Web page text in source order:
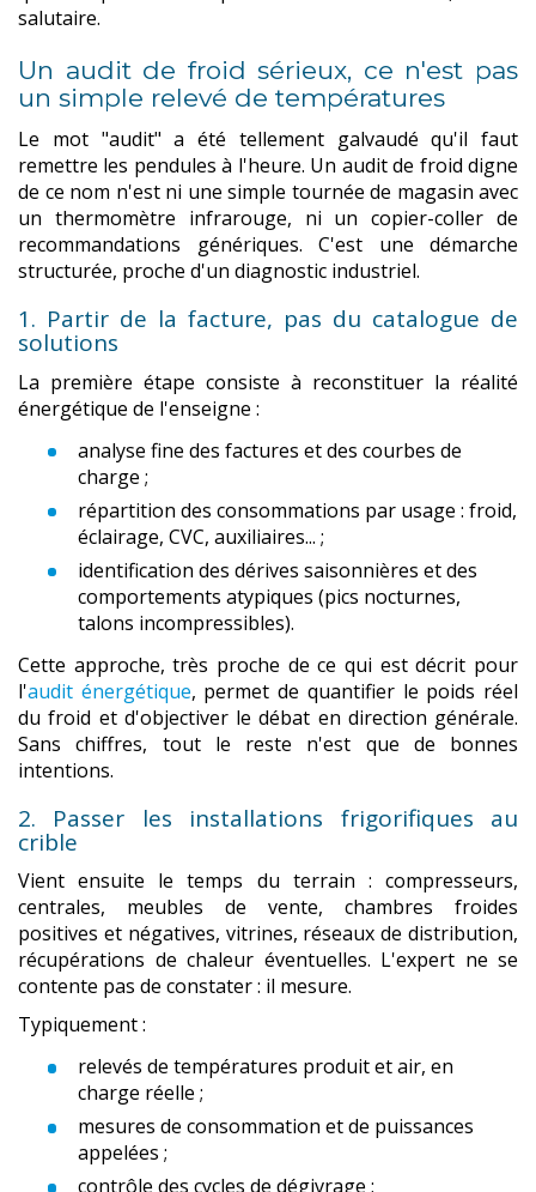
salutaire.
Un audit de froid sérieux, ce n'est pas
un simple relevé de températures
Le mot "audit" a été tellement galvaudé qu'il faut
remettre les pendules à l'heure. Un audit de froid digne
de ce nom n'est ni une simple tournée de magasin avec
un thermomètre infrarouge, ni un copier-coller de
recommandations génériques. C'est une démarche
structurée, proche d'un diagnostic industriel.
1. Partir de la facture, pas du catalogue de
solutions
La première étape consiste à reconstituer la réalité
énergétique de l'enseigne :
analyse fine des factures et des courbes de
charge ;
répartition des consommations par usage : froid,
éclairage, CVC, auxiliaires... ;
identification des dérives saisonnières et des
comportements atypiques (pics nocturnes,
talons incompressibles).
Cette approche, très proche de ce qui est décrit pour
l'audit énergétique, permet de quantifier le poids réel
du froid et d'objectiver le débat en direction générale.
Sans chiffres, tout le reste n'est que de bonnes
intentions.
2. Passer les installations frigorifiques au
crible
Vient ensuite le temps du terrain : compresseurs,
centrales, meubles de vente, chambres froides
positives et négatives, vitrines, réseaux de distribution,
récupérations de chaleur éventuelles. L'expert ne se
contente pas de constater : il mesure.
Typiquement :
relevés de températures produit et air, en
charge réelle ;
mesures de consommation et de puissances
appelées ;
contrôle des cycles de dégivrage ;